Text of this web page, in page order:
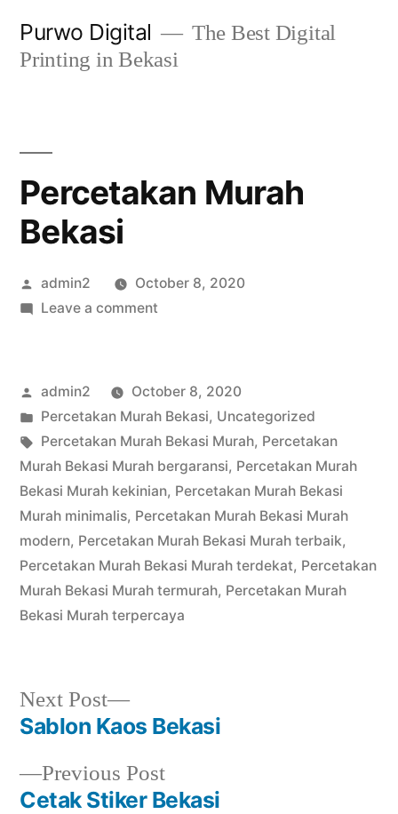
Purwo Digital
The Best Digital
Printing in Bekasi
Percetakan Murah
Bekasi
Posted
by
admin2
October 8, 2020
Leave a commenton
Bekasi
Posted
by
admin2
October 8, 2020
Posted
in
Percetakan Murah Bekasi, Uncategorized
Tags:
Percetakan Murah Bekasi Murah, Percetakan
Murah Bekasi Murah bergaransi, Percetakan Murah
Bekasi Murah kekinian, Percetakan Murah Bekasi
Murah minimalis, Percetakan Murah Bekasi Murah
modern, Percetakan Murah Bekasi Murah terbaik,
Percetakan Murah Bekasi Murah terdekat, Percetakan
Murah Bekasi Murah termurah, Percetakan Murah
Bekasi Murah terpercaya
Post
navigation
Previous PostPrevious
post:
Cetak Stiker Bekasi
Next Post
Next
post:
Sablon Kaos Bekasi